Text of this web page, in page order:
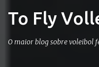
Pular para
To Fly
O maior blog sobre voleibol